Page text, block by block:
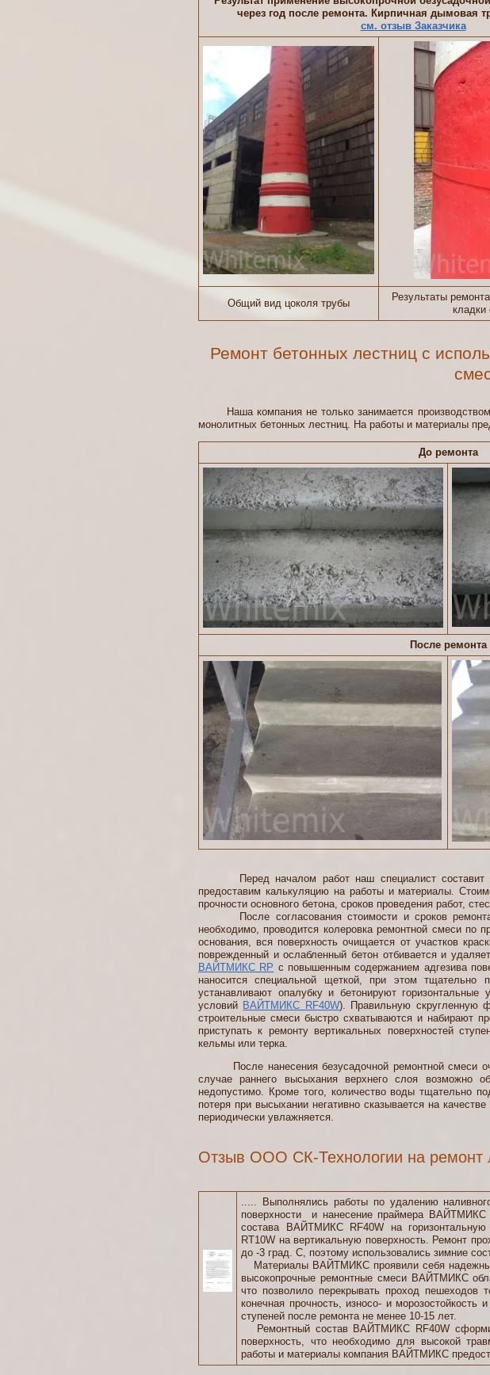
через год после ремонта. Кирпичная дымовая
см. отзыв Заказчика
Общий вид цоколя трубы
Результаты
кладки
Ремонт бетонных лестниц с
Наша компания не только занимается производством
монолитных бетонных лестниц. На работы и материалы
До ремонта
После ремонта
Перед началом работ наш специалист составит
предоставим калькуляцию на работы и материалы.
прочности основного бетона, сроков проведения работ,
После согласования стоимости и сроков ремонта,
необходимо, проводится колеровка ремонтной смеси по
основания, вся поверхность очищается от участков
поврежденный и ослабленный бетон отбивается и
ВАЙТМИКС RP с повышенным содержанием адгезива
наносится специальной щеткой, при этом тщательно
устанавливают опалубку и бетонируют
условий ВАЙТМИКС RF40W). Правильную скругленную
строительные смеси быстро схватываются и набирают
приступать к ремонту вертикальных поверхностей
кельмы или терка.
После нанесения безусадочной ремонтной смеси
случае раннего высыхания верхнего слоя возможно
недопустимо. Кроме того, количество воды тщательно
потеря при высыхании негативно сказывается на
периодически увлажняется.
Отзыв ООО СК-Технологии на ремонт
..... Выполнялись работы по удалению
поверхности и нанесение праймера ВАЙТМИКС
состава ВАЙТМИКС RF40W на
RT10W на вертикальную поверхность. Ремонт
до -3 град. С, поэтому использовались зимние
Материалы ВАЙТМИКС проявили себя
высокопрочные ремонтные смеси ВАЙТМИКС
что позволило перекрывать проход пешеходов
конечная прочность, износо- и морозостойкость
ступеней после ремонта не менее 10-15 лет.
Ремонтный состав ВАЙТМИКС RF40W
поверхность, что необходимо для высокой
работы и материалы компания ВАЙТМИКС